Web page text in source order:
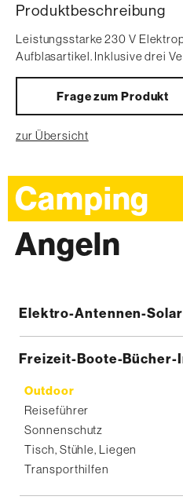
Produktbeschreibung
Leistungsstarke 230 V
Aufblasartikel. Inklusive drei
Frage zum Produkt
zur Übersicht
Camping
Angeln
Elektro-Antennen-
Freizeit-Boote-Bücher-
Outdoor
Reiseführer
Sonnenschutz
Tisch, Stühle, Liegen
Transporthilfen